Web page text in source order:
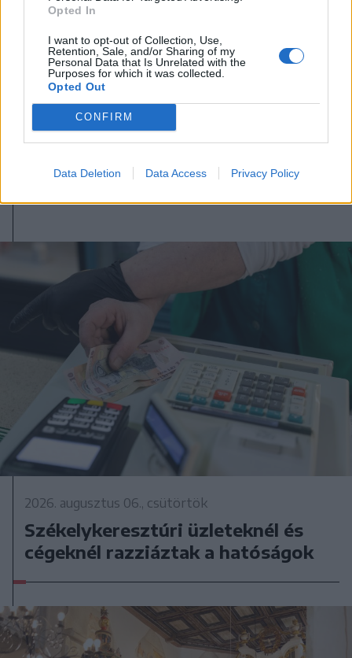
Opted In
I want to opt-out of Collection, Use,
Retention, Sale, and/or Sharing of my
Personal Data that Is Unrelated with the
Purposes for which it was collected.
Opted Out
CONFIRM
Data Deletion Data Access Privacy Policy
2026. augusztus 06., csütörtök
Továbbra sem tudni pontosan,
honnan tör fel a mofettagáz
Szejkefürdőn
2026. augusztus 06., csütörtök
Székelykeresztúri üzleteknél és
cégeknél razziáztak a hatóságok